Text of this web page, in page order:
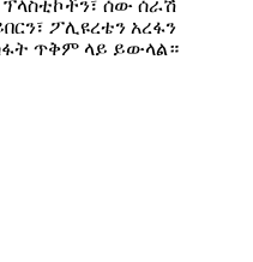
ሰው ሰራሽ
ፖሊዩረቴን አረፋን
ጥቅም ላይ ይውላል።